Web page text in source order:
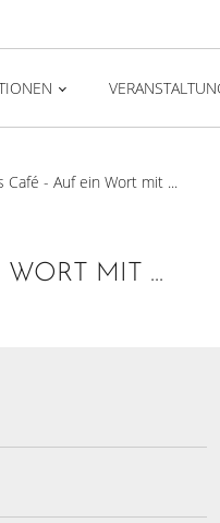
Café - Auf ein Wort mit ...
MIT ...